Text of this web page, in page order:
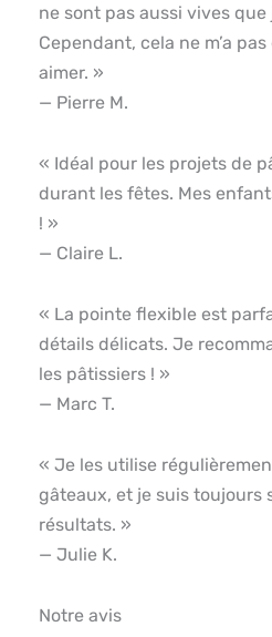
ne sont pas aussi vives que
Cependant, cela ne m’a
aimer. »
— Pierre M.
« Idéal pour les projets de
durant les fêtes. Mes
! »
— Claire L.
« La pointe flexible est
détails délicats. Je
les pâtissiers ! »
— Marc T.
« Je les utilise
gâteaux, et je suis toujours
résultats. »
— Julie K.
Notre avis